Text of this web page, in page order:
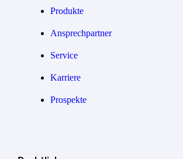
Produkte
Ansprechpartner
Service
Karriere
Prospekte